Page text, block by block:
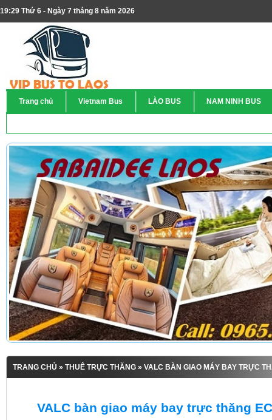
19:29 Thứ 6 - Ngày 7 tháng 8 năm 2026
Trang chủ Vietnam Bus LÀO BUS NAM NINH BUS
TRANG CHỦ » THUÊ TRỰC THĂNG » VALC BÀN GIAO MÁY BAY TRỰC
VALC bàn giao máy bay trực thăng